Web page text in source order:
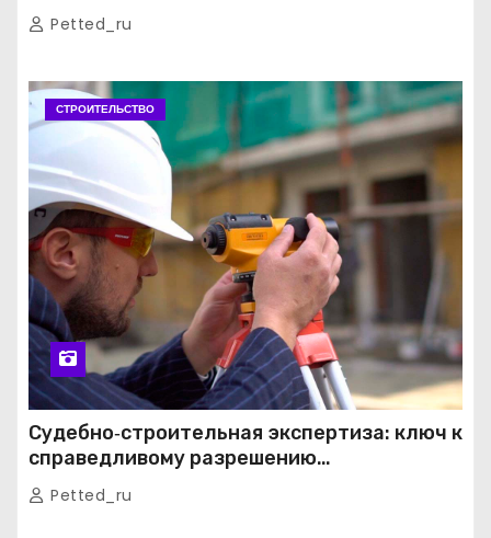
Petted_ru
СТРОИТЕЛЬСТВО
Судебно‑строительная экспертиза: ключ к
справедливому разрешению
строительных споров
Petted_ru